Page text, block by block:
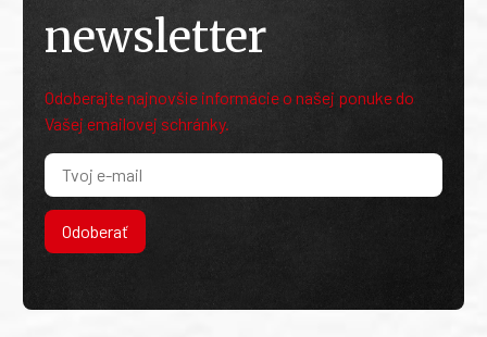
newsletter
Odoberajte najnovšie informácie o našej ponuke do
Vašej emailovej schránky.
Odoberať